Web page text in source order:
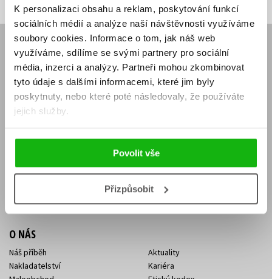
K personalizaci obsahu a reklam, poskytování funkcí
sociálních médií a analýze naší návštěvnosti využíváme
soubory cookies. Informace o tom, jak náš web
využíváme, sdílíme se svými partnery pro sociální
média, inzerci a analýzy. Partneři mohou zkombinovat
tyto údaje s dalšími informacemi, které jim byly
poskytnuty, nebo které poté následovaly, že používáte
jejich služby.
Povolit vše
Přizpůsobit
E-SHOP
Aktuality
Naši autoři
Obchodní podmínky
Jak nakoupit
Knižní novinky
Dárkové poukazy
Affiliate program
KONTAKTY
Sídlo společnosti
Kontakty Albatros Media
O NÁS
Náš příběh
Nakladatelství
Aktuality
Kariéra